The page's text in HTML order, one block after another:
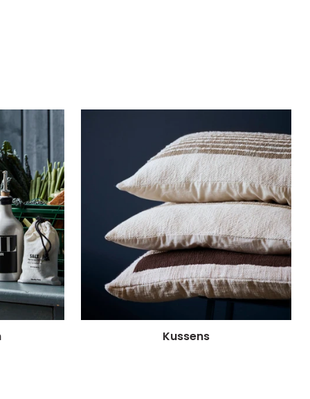
Kussens